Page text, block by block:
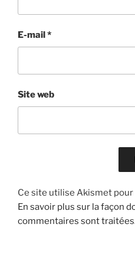
E-mail *
Site web
Ce site utilise Akismet
En savoir plus sur la façon
commentaires sont traitées